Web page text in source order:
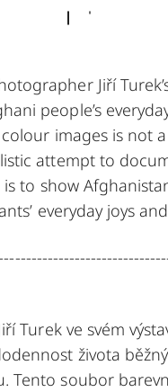
Jiří
people’s
images is not a
attempt to
is to show
everyday joys
Turek ve svém
života
Tento soubor